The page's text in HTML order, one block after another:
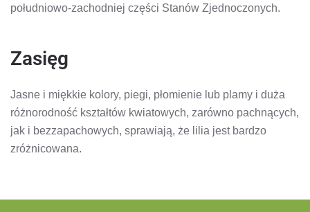
południowo-zachodniej części Stanów Zjednoczonych.
Zasięg
Jasne i miękkie kolory, piegi, płomienie lub plamy i duża
różnorodność kształtów kwiatowych, zarówno pachnących,
jak i bezzapachowych, sprawiają, że lilia jest bardzo
zróżnicowana.